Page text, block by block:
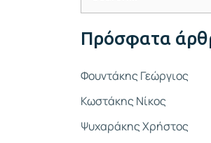
α
τ
η
Πρόσφατα
Φουντάκης Γεώργιος
Κωστάκης Νίκος
Ψυχαράκης Χρήστος